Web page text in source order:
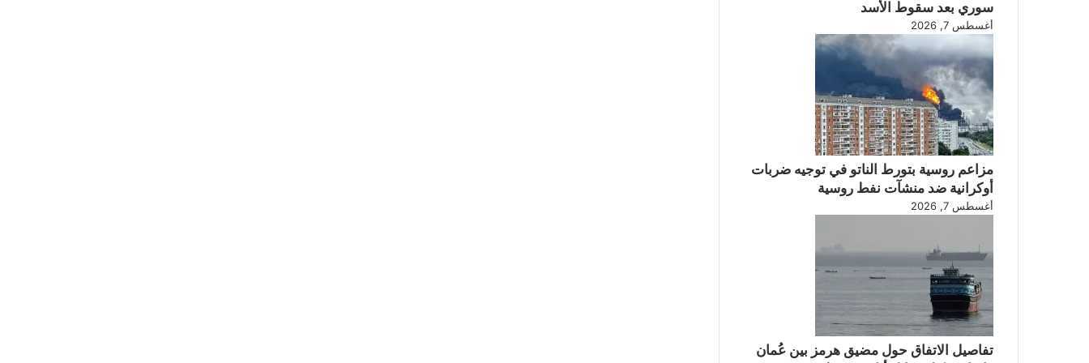
سوري بعد سقوط الأسد
أغسطس 7, 2026
مزاعم روسية بتورط الناتو في توجيه ضربات
أوكرانية ضد منشآت نفط روسية
أغسطس 7, 2026
تفاصيل الاتفاق حول مضيق هرمز بين عُمان